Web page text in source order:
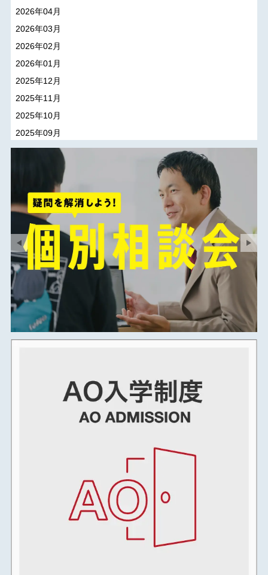
2026年04月
2026年03月
2026年02月
2026年01月
2025年12月
2025年11月
2025年10月
2025年09月
2025年08月
2025年06月
2025年05月
2025年04月
2025年03月
2025年02月
2025年01月
2024年12月
2024年11月
2024年10月
2024年09月